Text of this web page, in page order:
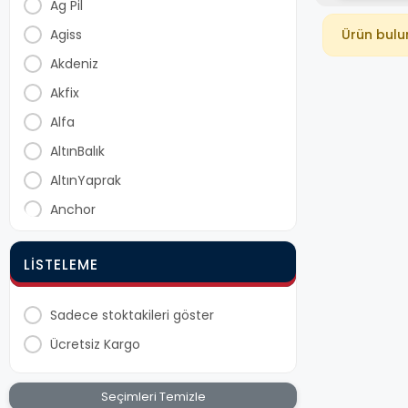
Ag Pil
Agiss
Akdeniz
Akfix
Alfa
AltınBalık
AltınYaprak
Anchor
Arko
Aslanlı
Ayıntab
Bay-Tec
Bee Home
LISTELEME
Sadece stoktakileri göster
Ücretsiz Kargo
Seçimleri Temizle
Ürün